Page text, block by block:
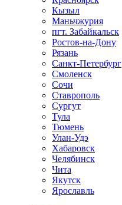
Кызыл
Маньчжурия
пгт. Забайкальск
Ростов-на-Дону
Рязань
Санкт-Петербург
Смоленск
Сочи
Ставрополь
Сургут
Тула
Тюмень
Улан-Удэ
Хабаровск
Челябинск
Чита
Якутск
Ярославль